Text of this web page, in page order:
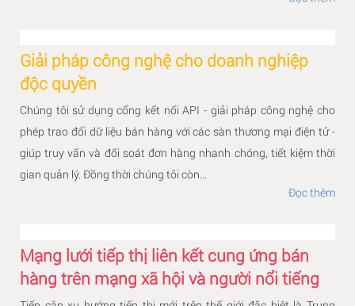
Giải pháp công nghệ cho doanh nghiệp
độc quyền
Chúng tôi sử dụng cổng kết nối API - giải pháp công nghệ cho
phép trao đổi dữ liệu bán hàng với các sàn thương mại điện tử -
giúp truy vấn và đối soát đơn hàng nhanh chóng, tiết kiệm thời
gian quản lý. Đồng thời chúng tôi còn...
Đọc thêm
Mạng lưới tiếp thị liên kết cung ứng bán
hàng trên mạng xã hội và người nổi tiếng